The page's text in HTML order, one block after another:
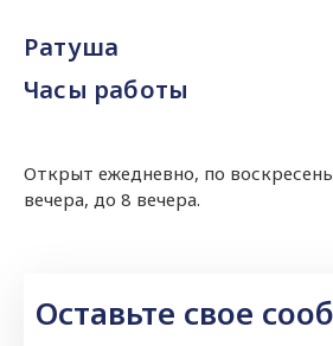
Ратуша
Часы работы
Открыт ежедневно, по
вечера, до 8 вечера.
Оставьте свое